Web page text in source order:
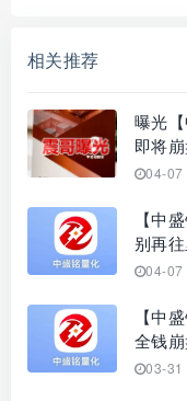
相关推荐
曝光
即将
04-07
【中盛铭
别再
04-07
【中
全钱
03-31